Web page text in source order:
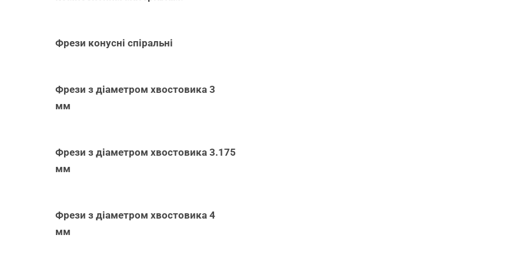
Фрези конусні спіральні
Фрези з діаметром хвостовика 3
мм
Фрези з діаметром хвостовика 3.175
мм
Фрези з діаметром хвостовика 4
мм